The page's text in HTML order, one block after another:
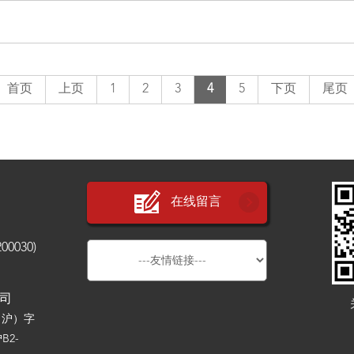
首页 上页 1 2 3 4 5 下页 尾页
）字
在线留言